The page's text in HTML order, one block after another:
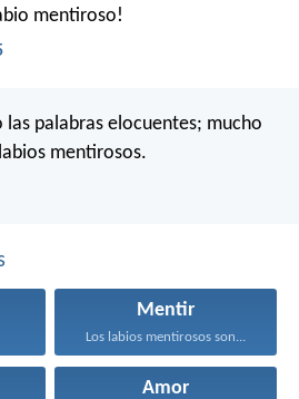
mentiroso!
palabras elocuentes; mucho
mentirosos.
Mentir
Los labios mentirosos son...
Amor